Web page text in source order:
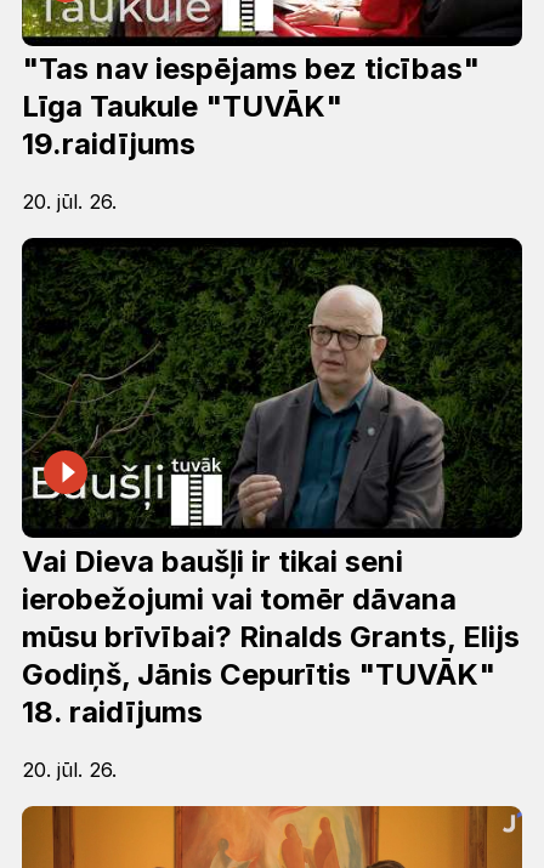
"Tas nav iespējams bez ticības"
Līga Taukule "TUVĀK"
19.raidījums
20. jūl. 26.
Vai Dieva baušļi ir tikai seni
ierobežojumi vai tomēr dāvana
mūsu brīvībai? Rinalds Grants, Elijs
Godiņš, Jānis Cepurītis "TUVĀK"
18. raidījums
20. jūl. 26.